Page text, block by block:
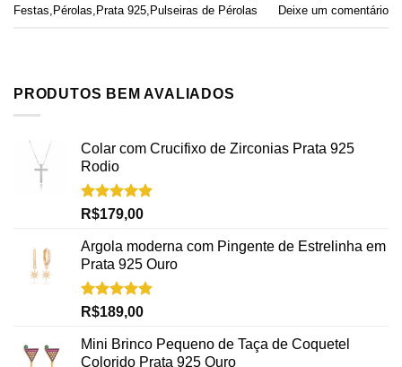
Festas Pérolas Prata 925 Pulseiras de Pérolas Deixe um comentário
PRODUTOS BEM AVALIADOS
Colar com Crucifixo de Zirconias Prata 925
Rodio
Avaliação
R$179,00
Argola moderna com Pingente de Estrelinha em
Prata 925 Ouro
Avaliação
R$189,00
Mini Brinco Pequeno de Taça de Coquetel
Colorido Prata 925 Ouro